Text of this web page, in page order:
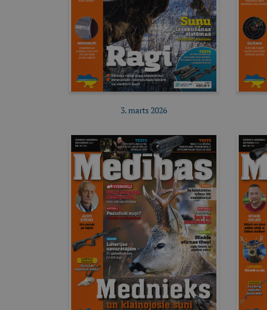
Pirkt e-izdevumu
Pirkt abonementu
3. marts 2026